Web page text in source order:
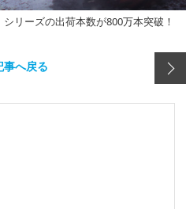
リーズの出荷本数が800万本突破！
事へ戻る